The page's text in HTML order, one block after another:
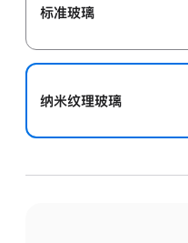
标准玻璃
纳米纹理玻璃